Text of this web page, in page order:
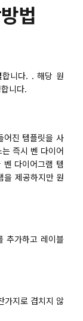
법
니다. . 해당 원
니다.
어진 템플릿을 사
즉시 벤 다이어
다이어그램 템
제공하지만 원
추가하고 레이블
가지로 겹치지 않